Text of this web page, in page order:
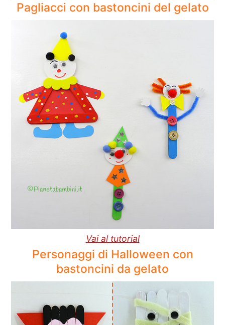
Pagliacci con bastoncini del gelato
Vai al tutorial
Personaggi di Halloween con
bastoncini da gelato